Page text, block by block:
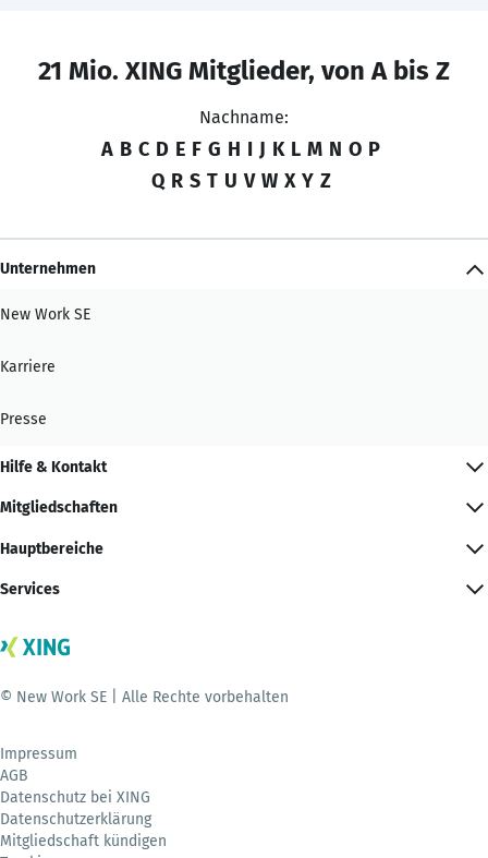
21 Mio. XING Mitglieder, von A bis Z
Nachname:
A B C D E F G H I J K L M N O P
Q R S T U V W X Y Z
Unternehmen
New Work SE
Karriere
Presse
Hilfe & Kontakt
Mitgliedschaften
Hauptbereiche
Services
© New Work SE | Alle Rechte vorbehalten
Impressum
AGB
Datenschutz bei XING
Datenschutzerklärung
Mitgliedschaft kündigen